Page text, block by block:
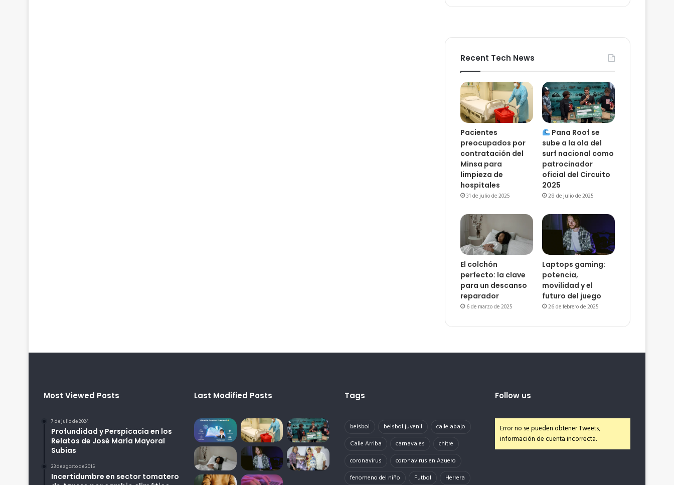
Recent Tech News
Pacientes
preocupados por
contratación del
Minsa para
limpieza de
hospitales
31 de julio de 2025
Pana Roof se
sube a la ola del
surf nacional como
patrocinador
oficial del Circuito
2025
28 de julio de 2025
El colchón
perfecto: la clave
para un descanso
reparador
6 de marzo de 2025
Laptops gaming:
potencia,
movilidad y el
futuro del juego
26 de febrero de 2025
Most Viewed Posts
7 de julio de 2024
Profundidad y Perspicacia en los
Relatos de José María Mayoral
Subias
23 de agosto de 2015
Incertidumbre en sector tomatero
Last Modified Posts Tags
beisbol beisbol juvenil
calle abajo
Calle Arriba
carnavales
chitre
coronavirus
coronavirus en Azuero
fenomeno del niño
Futbol
Herrera
Follow us
Error no se pueden obtener Tweets,
información de cuenta incorrecta.